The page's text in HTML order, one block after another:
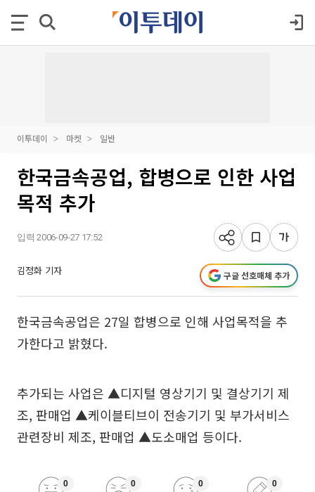
이투데이 마켓 일반
한국금속공업, 합병으로 인한 사업
목적 추가
입력 2006-09-27 17:52
김정화 기자 구글 선호매체 추가
한국금속공업은 27일 합병으로 인해 사업목적을 추
가한다고 밝혔다.
추가되는 사업은 ▲디지털 영상기기 및 결상기기 제
조, 판매업 ▲케이블티브이 전송기기 및 부가서비스
관련장비 제조, 판매업 ▲도소매업 등이다.
0 0 0 0